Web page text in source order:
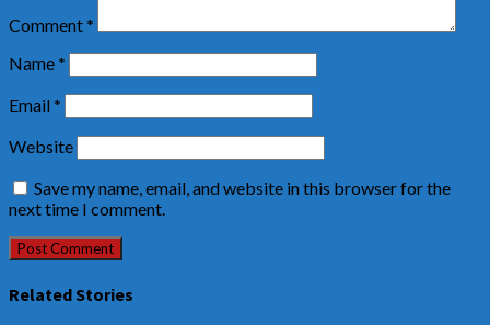
Comment*
Name*
Email*
Website
Save my name, email, and website in this browser for the
next time I comment.
Related Stories